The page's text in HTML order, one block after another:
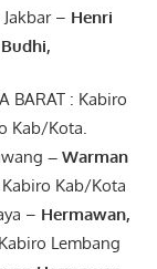
– Henri
,
BARAT : Kabiro
Kab/Kota.
–Warman
Kabiro Kab/Kota
– Hermawan,
Kabiro Lembang